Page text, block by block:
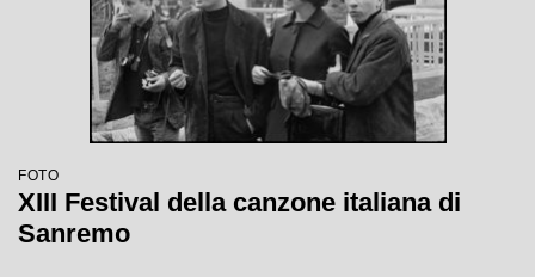
FOTO
XIII Festival della canzone italiana di
Sanremo